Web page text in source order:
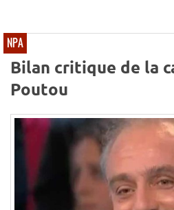
NPA
Bilan critique de la
Poutou